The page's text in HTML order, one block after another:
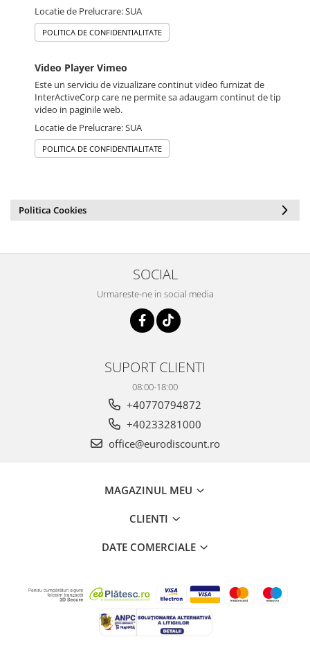
Locatie de Prelucrare: SUA
POLITICA DE CONFIDENTIALITATE
Video Player Vimeo
Este un serviciu de vizualizare continut video furnizat de
InterActiveCorp care ne permite sa adaugam continut de tip
video in paginile web.
Locatie de Prelucrare: SUA
POLITICA DE CONFIDENTIALITATE
Politica Cookies
SOCIAL
Urmareste-ne in social media
SUPORT CLIENTI
08:00-18:00
+40770794872
+40233281000
office@eurodiscount.ro
MAGAZINUL MEU
CLIENTI
DATE COMERCIALE